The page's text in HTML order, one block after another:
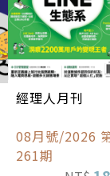
經理人月刊
08月號/2026
261期